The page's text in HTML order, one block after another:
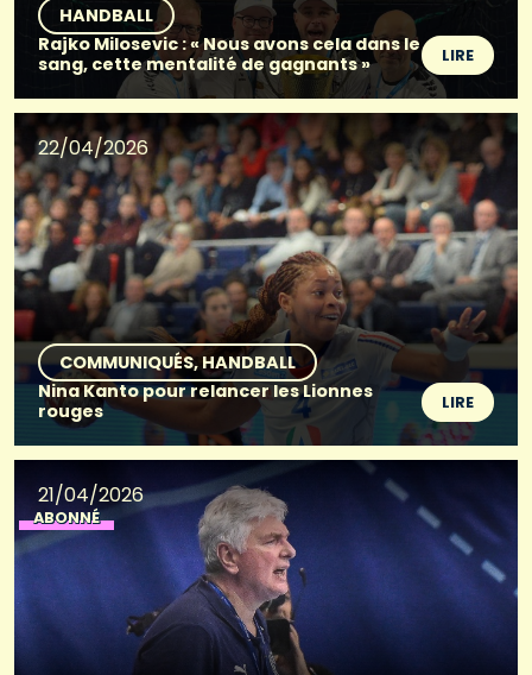
HANDBALL
Rajko Milosevic : « Nous avons cela dans le
sang, cette mentalité de gagnants »
LIRE
22/04/2026
COMMUNIQUÉS HANDBALL
Nina Kanto pour relancer les Lionnes
rouges
LIRE
21/04/2026
ABONNÉ